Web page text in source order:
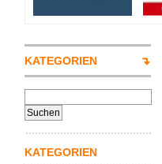
KATEGORIEN
nach:
KATEGORIEN